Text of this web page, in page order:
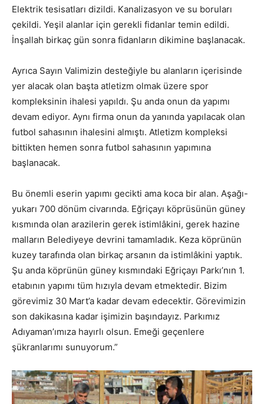
Elektrik tesisatları dizildi. Kanalizasyon ve su boruları
çekildi. Yeşil alanlar için gerekli fidanlar temin edildi.
İnşallah birkaç gün sonra fidanların dikimine başlanacak.
Ayrıca Sayın Valimizin desteğiyle bu alanların içerisinde
yer alacak olan başta atletizm olmak üzere spor
kompleksinin ihalesi yapıldı. Şu anda onun da yapımı
devam ediyor. Aynı firma onun da yanında yapılacak olan
futbol sahasının ihalesini almıştı. Atletizm kompleksi
bittikten hemen sonra futbol sahasının yapımına
başlanacak.
Bu önemli eserin yapımı gecikti ama koca bir alan. Aşağı-
yukarı 700 dönüm civarında. Eğriçayı köprüsünün güney
kısmında olan arazilerin gerek istimlâkini, gerek hazine
malların Belediyeye devrini tamamladık. Keza köprünün
kuzey tarafında olan birkaç arsanın da istimlâkini yaptık.
Şu anda köprünün güney kısmındaki Eğriçayı Parkı’nın 1.
etabının yapımı tüm hızıyla devam etmektedir. Bizim
görevimiz 30 Mart’a kadar devam edecektir. Görevimizin
son dakikasına kadar işimizin başındayız. Parkımız
Adıyaman’ımıza hayırlı olsun. Emeği geçenlere
şükranlarımı sunuyorum.”